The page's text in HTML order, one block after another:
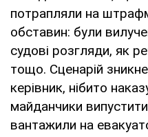
потрапляли на
обставин: були
судові розгляди, як
тощо. Сценарій
керівник, нібито
майданчики
вантажили на